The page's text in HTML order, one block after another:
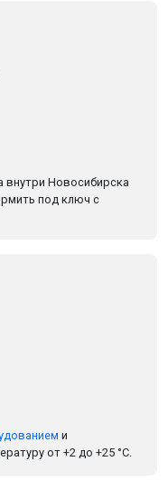
внутри Новосибирска
под ключ с
и
от +2 до +25 °С.